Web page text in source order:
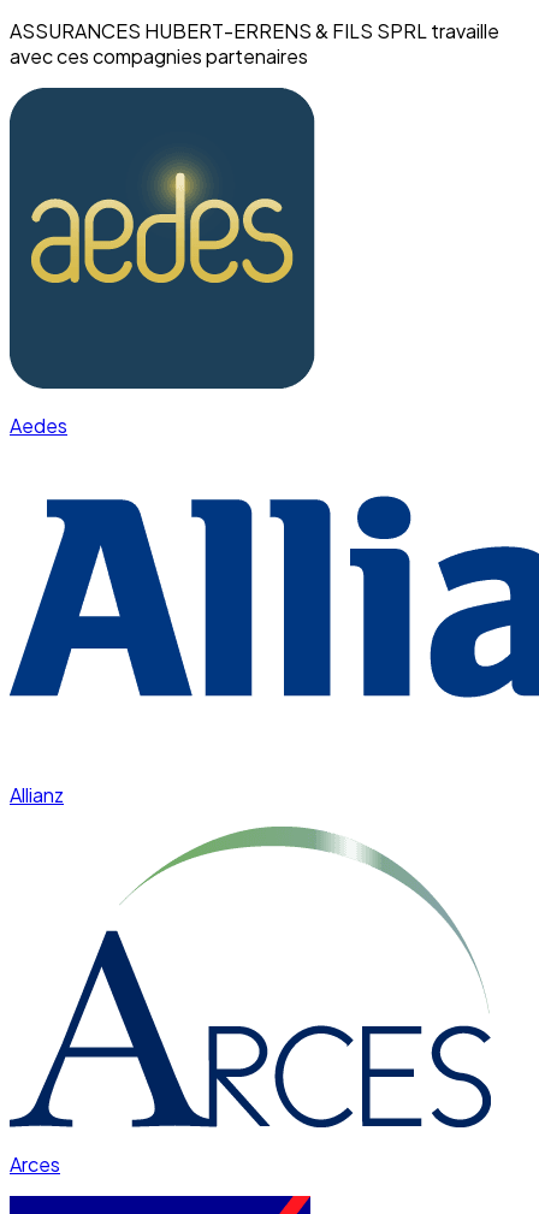
ASSURANCES HUBERT-ERRENS & FILS SPRL travaille
avec ces compagnies partenaires
Aedes
Allianz
Arces